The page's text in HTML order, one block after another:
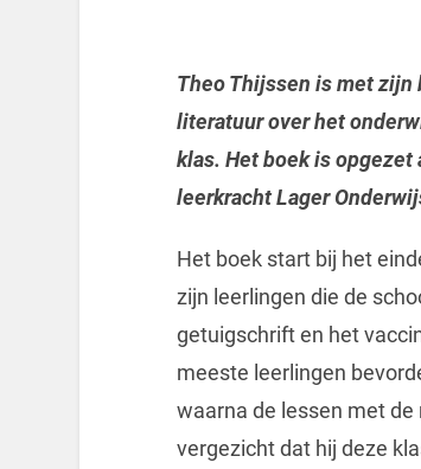
Theo Thijssen is met zijn
literatuur over het
klas. Het boek is opgezet
leerkracht Lager
Het boek start bij het
zijn leerlingen die de
getuigschrift en het
meeste leerlingen
waarna de lessen met
vergezicht dat hij deze